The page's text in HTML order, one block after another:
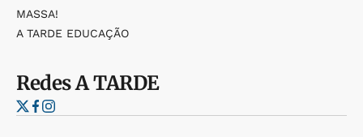
MASSA!
A TARDE EDUCAÇÃO
RedesA TARDE